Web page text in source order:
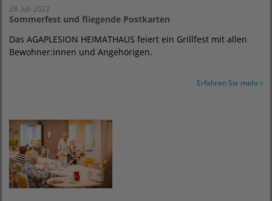
28. Juli 2022
Sommerfest und fliegende Postkarten
Das AGAPLESION HEIMATHAUS feiert ein Grillfest mit allen
Bewohner:innen und Angehörigen.
Erfahren Sie mehr